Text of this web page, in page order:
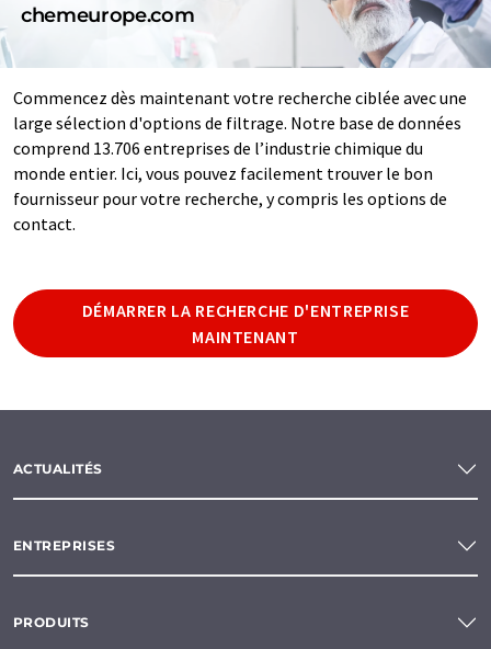
chemeurope.com
Commencez dès maintenant votre recherche ciblée avec une
large sélection d'options de filtrage. Notre base de données
comprend 13.706 entreprises de l’industrie chimique du
monde entier. Ici, vous pouvez facilement trouver le bon
fournisseur pour votre recherche, y compris les options de
contact.
DÉMARRER LA RECHERCHE D'ENTREPRISE
MAINTENANT
ACTUALITÉS
ENTREPRISES
PRODUITS